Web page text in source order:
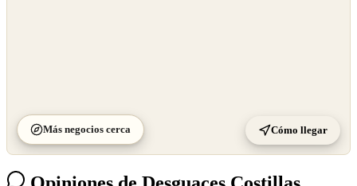
Más negocios cerca Cómo llegar